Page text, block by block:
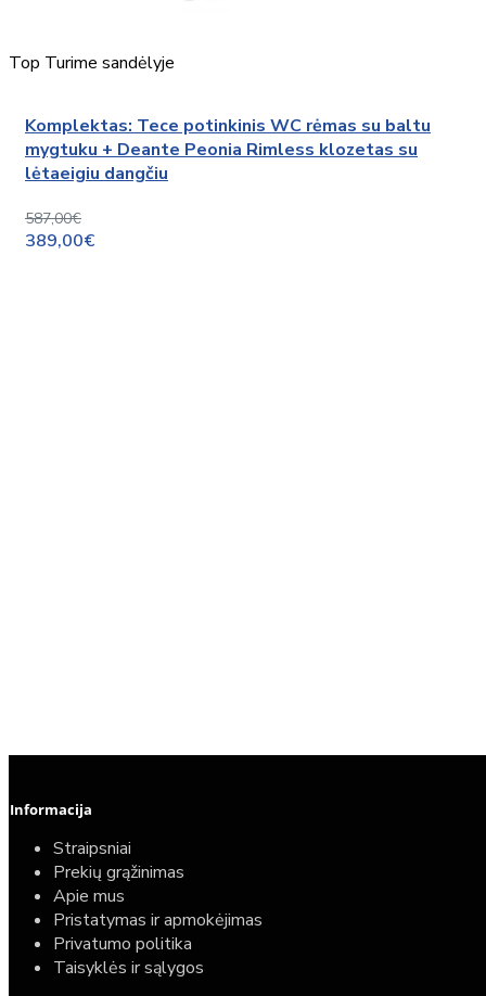
Top Turime sandėlyje
Komplektas: Tece potinkinis WC rėmas su baltu
mygtuku + Deante Peonia Rimless klozetas su
lėtaeigiu dangčiu
587,00€
389,00€
Informacija
Straipsniai
Prekių grąžinimas
Apie mus
Pristatymas ir apmokėjimas
Privatumo politika
Taisyklės ir sąlygos